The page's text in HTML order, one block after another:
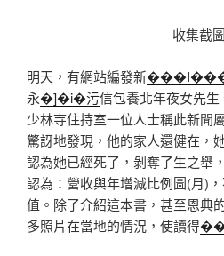
收集截圖
明天，有網站編發新
永�]�i�污信包養北年夜女先生
少林寺住持室一位人士稱此新聞
驚訝地發現，他的家人還健在，
認為她已經死了，剝奪了生之舉
認為：營收與年增減比例圖(月)
值。除了介紹這本書，甚至恩典
多照片在當地的情況，使讀得